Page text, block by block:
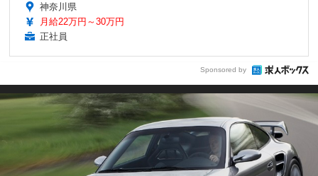
神奈川県
月給22万円～30万円
正社員
Sponsored by